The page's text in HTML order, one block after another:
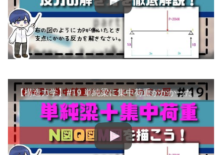
【構造力学】#19 単純梁に集中荷重がかかったときの応力図の描き方を徹底解説！